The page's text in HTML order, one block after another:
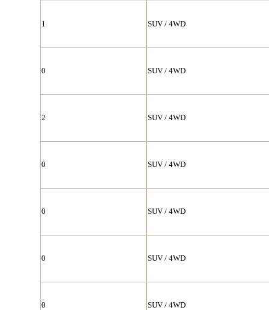
1 SUV / 4WD
0 SUV / 4WD
2 SUV / 4WD
0 SUV / 4WD
0 SUV / 4WD
0 SUV / 4WD
0 SUV / 4WD